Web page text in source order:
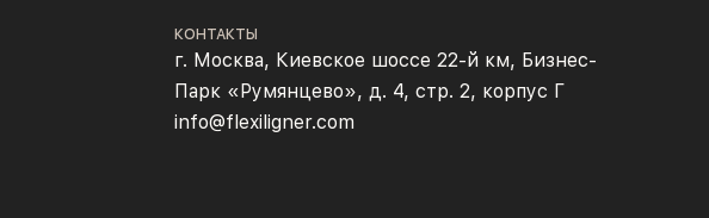
КОНТАКТЫ
г. Москва, Киевское шоссе 22-й км, Бизнес-
Парк «Румянцево», д. 4, стр. 2, корпус Г
info@flexiligner.com